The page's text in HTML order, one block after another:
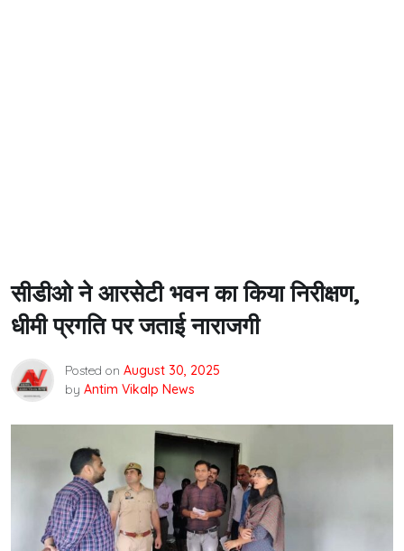
सीडीओ ने आरसेटी भवन का किया निरीक्षण,
धीमी प्रगति पर जताई नाराजगी
Posted on August 30, 2025
by Antim Vikalp News